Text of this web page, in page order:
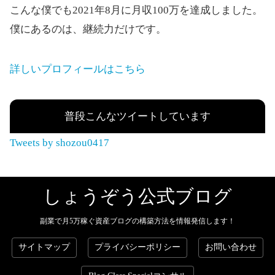
こんな僕でも2021年8月に月収100万を達成しました。
僕にあるのは、継続力だけです。
詳しいプロフィールはこちら
普段こんなツイートしています
Tweets by shozou0417
しょうぞう公式ブログ
副業で月5万稼ぐ資産ブログの構築方法を情報発信します！
サイトマップ プライバシーポリシー お問い合わせ